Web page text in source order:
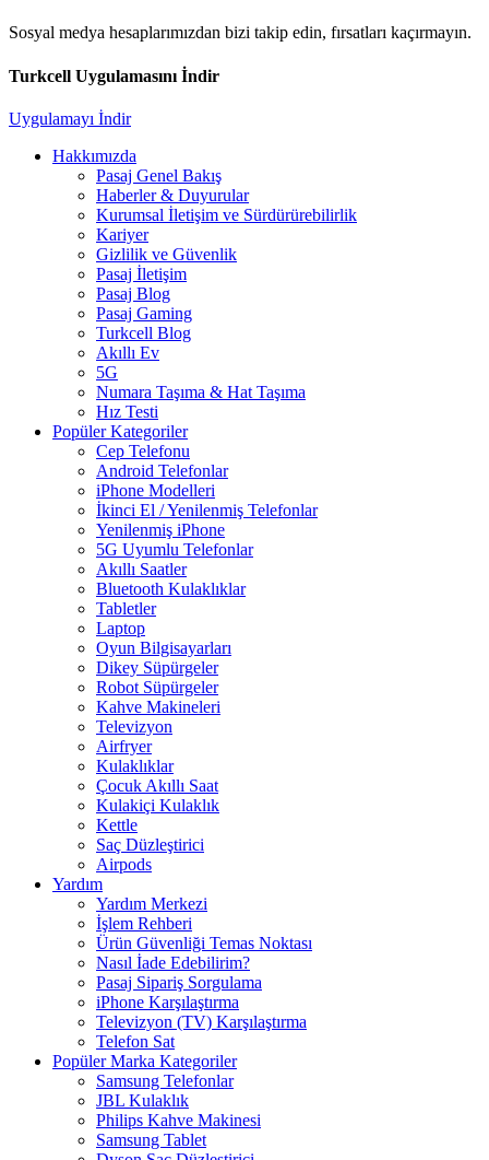
Sosyal medya hesaplarımızdan bizi takip edin, fırsatları kaçırmayın.
Turkcell Uygulamasını İndir
Uygulamayı İndir
Hakkımızda
Pasaj Genel Bakış
Haberler & Duyurular
Kurumsal İletişim ve Sürdürürebilirlik
Kariyer
Gizlilik ve Güvenlik
Pasaj İletişim
Pasaj Blog
Pasaj Gaming
Turkcell Blog
Akıllı Ev
5G
Numara Taşıma & Hat Taşıma
Hız Testi
Popüler Kategoriler
Cep Telefonu
Android Telefonlar
iPhone Modelleri
İkinci El / Yenilenmiş Telefonlar
Yenilenmiş iPhone
5G Uyumlu Telefonlar
Akıllı Saatler
Bluetooth Kulaklıklar
Tabletler
Laptop
Oyun Bilgisayarları
Dikey Süpürgeler
Robot Süpürgeler
Kahve Makineleri
Televizyon
Airfryer
Kulaklıklar
Çocuk Akıllı Saat
Kulakiçi Kulaklık
Kettle
Saç Düzleştirici
Airpods
Yardım
Yardım Merkezi
İşlem Rehberi
Ürün Güvenliği Temas Noktası
Nasıl İade Edebilirim?
Pasaj Sipariş Sorgulama
iPhone Karşılaştırma
Televizyon (TV) Karşılaştırma
Telefon Sat
Popüler Marka Kategoriler
Samsung Telefonlar
JBL Kulaklık
Philips Kahve Makinesi
Samsung Tablet